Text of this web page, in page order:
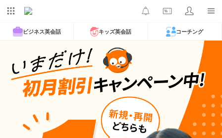
ビジネス英会話 キッズ英会話 コーチング